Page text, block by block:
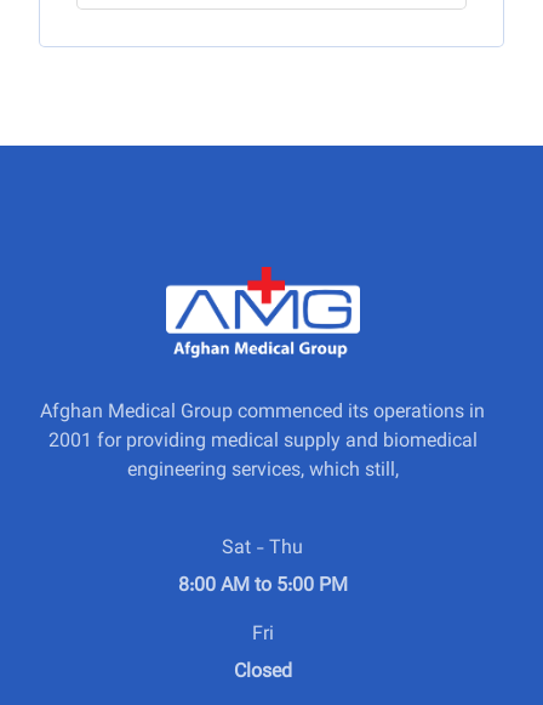
Afghan Medical Group commenced its operations in
2001 for providing medical supply and biomedical
engineering services, which still,
Sat - Thu
8:00 AM to 5:00 PM
Fri
Closed